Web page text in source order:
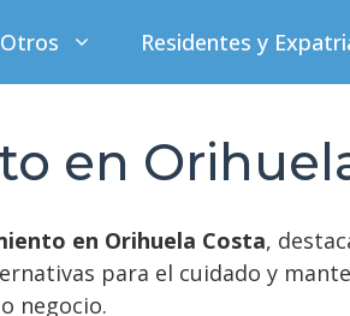
Otros Residentes y
en
en Orihuela Costa,
para el cuidado y
negocio.